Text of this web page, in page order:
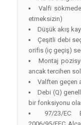
Valfi
etmeksizin)
Düşük akış
Çeşitli debi
orifis (iç geçiş)
Montaj
ancak tercihen
Valften geçen
Debi (Q)
bir fonksiyonu
97/23/EC